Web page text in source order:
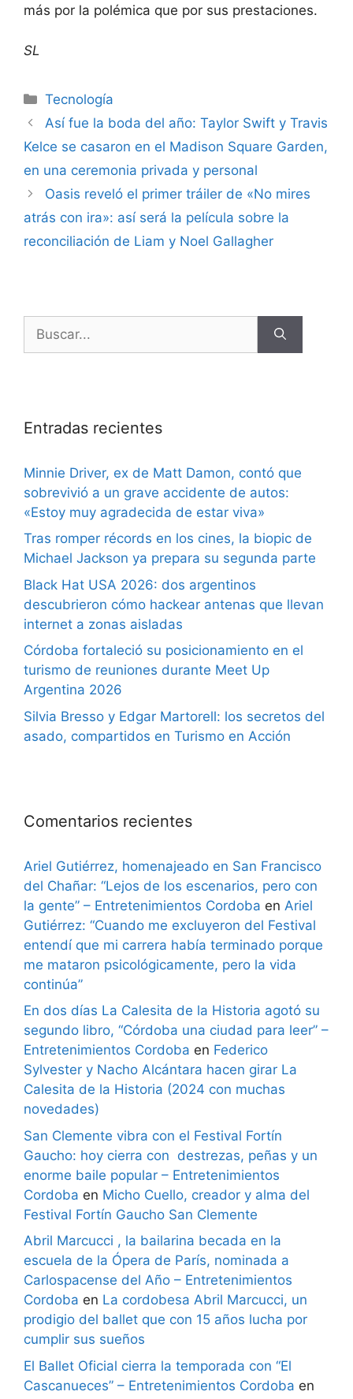
más por la polémica que por sus prestaciones.
SL
Tecnología
Así fue la boda del año: Taylor Swift y Travis
Kelce se casaron en el Madison Square Garden,
en una ceremonia privada y personal
Oasis reveló el primer tráiler de «No mires
atrás con ira»: así será la película sobre la
reconciliación de Liam y Noel Gallagher
Entradas recientes
Minnie Driver, ex de Matt Damon, contó que
sobrevivió a un grave accidente de autos:
«Estoy muy agradecida de estar viva»
Tras romper récords en los cines, la biopic de
Michael Jackson ya prepara su segunda parte
Black Hat USA 2026: dos argentinos
descubrieron cómo hackear antenas que llevan
internet a zonas aisladas
Córdoba fortaleció su posicionamiento en el
turismo de reuniones durante Meet Up
Argentina 2026
Silvia Bresso y Edgar Martorell: los secretos del
asado, compartidos en Turismo en Acción
Comentarios recientes
Ariel Gutiérrez, homenajeado en San Francisco
del Chañar: “Lejos de los escenarios, pero con
la gente” – Entretenimientos Cordoba en Ariel
Gutiérrez: “Cuando me excluyeron del Festival
entendí que mi carrera había terminado porque
me mataron psicológicamente, pero la vida
continúa”
En dos días La Calesita de la Historia agotó su
segundo libro, “Córdoba una ciudad para leer” –
Entretenimientos Cordoba en Federico
Sylvester y Nacho Alcántara hacen girar La
Calesita de la Historia (2024 con muchas
novedades)
San Clemente vibra con el Festival Fortín
Gaucho: hoy cierra con destrezas, peñas y un
enorme baile popular – Entretenimientos
Cordoba en Micho Cuello, creador y alma del
Festival Fortín Gaucho San Clemente
Abril Marcucci , la bailarina becada en la
escuela de la Ópera de París, nominada a
Carlospacense del Año – Entretenimientos
Cordoba en La cordobesa Abril Marcucci, un
prodigio del ballet que con 15 años lucha por
cumplir sus sueños
El Ballet Oficial cierra la temporada con “El
Cascanueces” – Entretenimientos Cordoba en